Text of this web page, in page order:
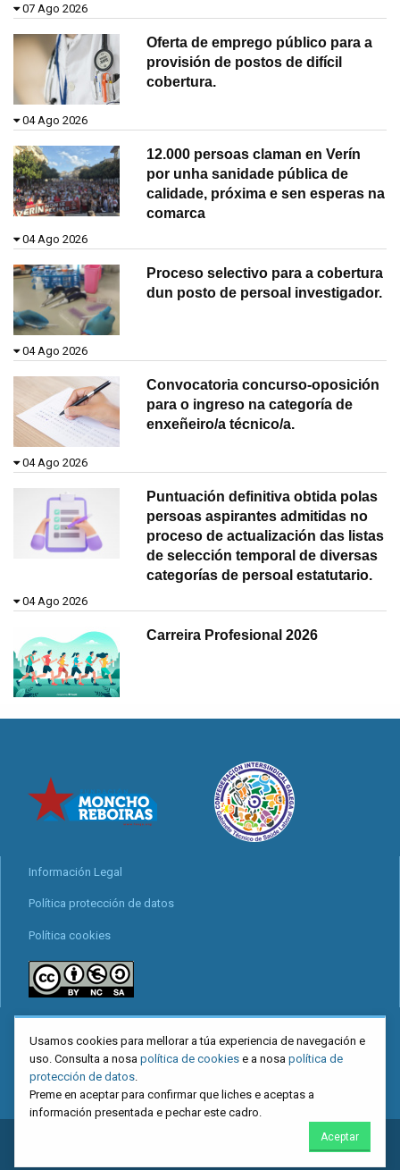
07 Ago 2026
Oferta de emprego público para a
provisión de postos de difícil
cobertura.
04 Ago 2026
12.000 persoas claman en Verín
por unha sanidade pública de
calidade, próxima e sen esperas na
comarca
04 Ago 2026
Proceso selectivo para a cobertura
dun posto de persoal investigador.
04 Ago 2026
Convocatoria concurso-oposición
para o ingreso na categoría de
enxeñeiro/a técnico/a.
04 Ago 2026
Puntuación definitiva obtida polas
persoas aspirantes admitidas no
proceso de actualización das listas
de selección temporal de diversas
categorías de persoal estatutario.
04 Ago 2026
Carreira Profesional 2026
Información Legal
Política protección de datos
Política cookies
Mapa web
. Confederación Intersindical Galega - Miguel Ferro Caaveiro
Usamos cookies para mellorar a túa experiencia de navegación e
uso. Consulta a nosa política de cookies e a nosa política de
protección de datos
Preme en aceptar para confirmar que liches e aceptas a
información presentada e pechar este cadro.
Aceptar